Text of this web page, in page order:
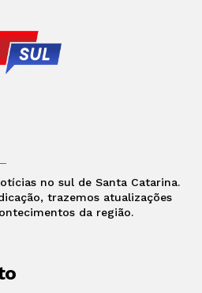
no sul de Santa Catarina.
trazemos atualizações
da região.